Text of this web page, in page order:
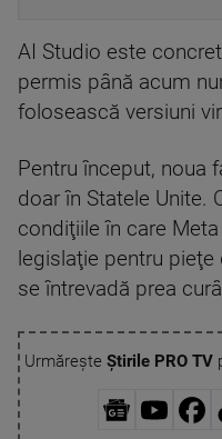
AI Studio este
permis până acum
folosească versiuni
Pentru început, noua
doar în Statele Unite.
condiţiile în care
legislaţie pentru
se întrevadă prea
Urmărește Știrile PRO TV